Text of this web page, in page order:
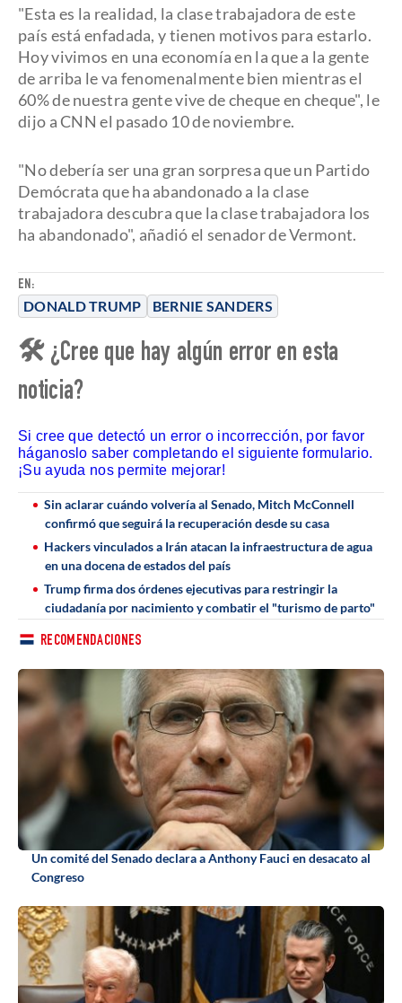
EN:
DONALD TRUMP BERNIE SANDERS
"Esta es la realidad, la clase trabajadora de este
país está enfadada, y tienen motivos para estarlo.
Hoy vivimos en una economía en la que a la gente
de arriba le va fenomenalmente bien mientras el
60% de nuestra gente vive de cheque en cheque", le
dijo a CNN el pasado 10 de noviembre.
"No debería ser una gran sorpresa que un Partido
Demócrata que ha abandonado a la clase
trabajadora descubra que la clase trabajadora los
ha abandonado", añadió el senador de Vermont.
🛠 ¿Cree que hay algún error en esta
noticia?
Si cree que detectó un error o incorrección, por favor
háganoslo saber completando el siguiente formulario.
¡Su ayuda nos permite mejorar!
Sin aclarar cuándo volvería al Senado, Mitch McConnell
confirmó que seguirá la recuperación desde su casa
Hackers vinculados a Irán atacan la infraestructura de agua
en una docena de estados del país
Trump firma dos órdenes ejecutivas para restringir la
ciudadanía por nacimiento y combatir el "turismo de parto"
RECOMENDACIONES
Un comité del Senado declara a Anthony Fauci en desacato al
Congreso